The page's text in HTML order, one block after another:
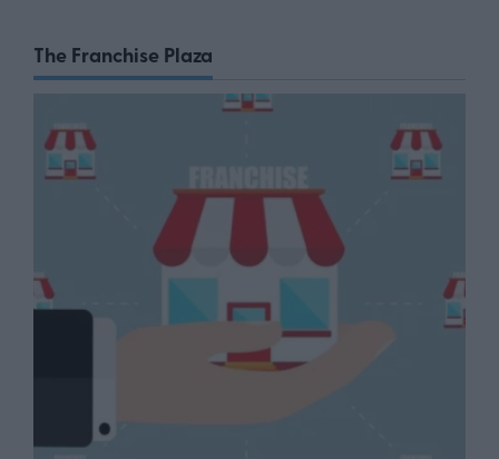
The Franchise Plaza